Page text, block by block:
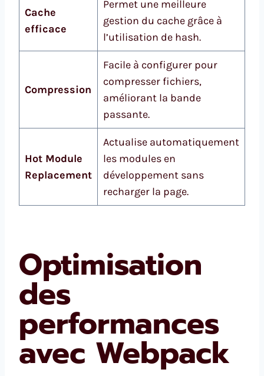
Cache
efficace
Permet une meilleure
gestion du cache grâce à
l’utilisation de hash.
Compression
Facile à configurer pour
compresser fichiers,
améliorant la bande
passante.
Hot Module
Replacement
Actualise automatiquement
les modules en
développement sans
recharger la page.
Optimisation
des
performances
avec Webpack